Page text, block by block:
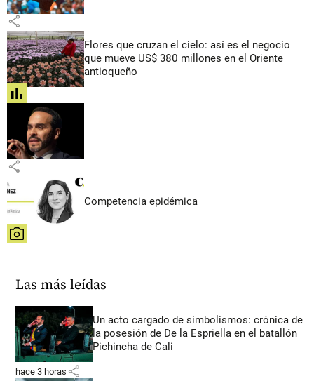
share
Flores que cruzan el cielo: así es el negocio
que mueve US$ 380 millones en el Oriente
antioqueño
share
share
Competencia epidémica
share
Las más leídas
Un acto cargado de simbolismos: crónica de
la posesión de De la Espriella en el batallón
Pichincha de Cali
hace 3 horas share